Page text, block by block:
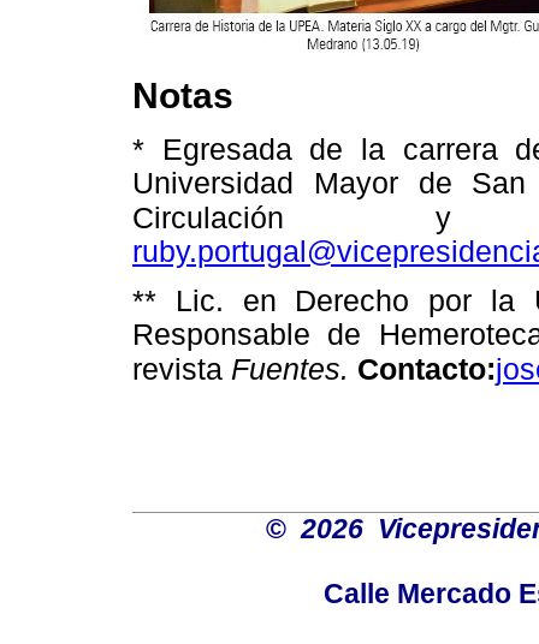
Notas
* Egresada de la carrera
Universidad Mayor de
Circulación y
** Lic. en Derecho por la
Responsable de
revista Fuentes. Contacto:
© 2026
Calle Mercado